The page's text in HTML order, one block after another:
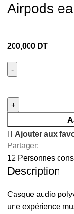
Airpods
200,000 DT
Ajouter aux
Partager:
12 Personnes
Description
Casque audio
une expérience